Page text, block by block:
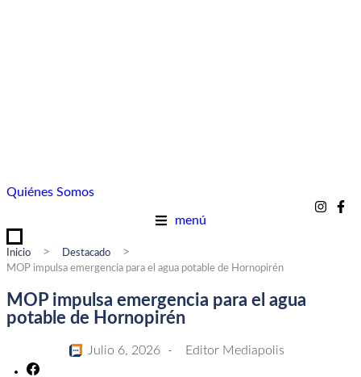
Quiénes Somos
menú
Inicio > Destacado >
MOP impulsa emergencia para el agua potable de Hornopirén
MOP impulsa emergencia para el agua
potable de Hornopirén
Julio 6, 2026 Editor Mediapolis